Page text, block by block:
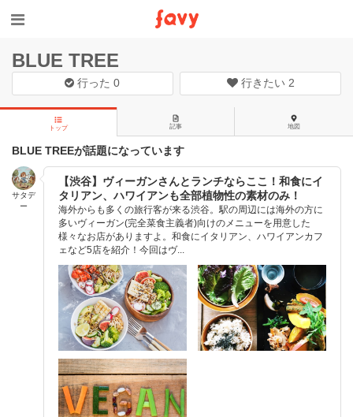
BLUE TREE
行った0 行きたい 2
トップ 記事 地図
BLUE TREEが話題になっています
サタデ
ー
【渋谷】ヴィーガンさんとランチならここ！和食にイ
タリアン、ハワイアンも全部植物性の素材のみ！
海外からも多くの旅行客が来る渋谷。駅の周辺には海外の方に
多いヴィーガン(完全菜食主義者)向けのメニューを用意した
様々なお店がありますよ。和食にイタリアン、ハワイアンカフ
ェなど5店を紹介！今回はヴ...